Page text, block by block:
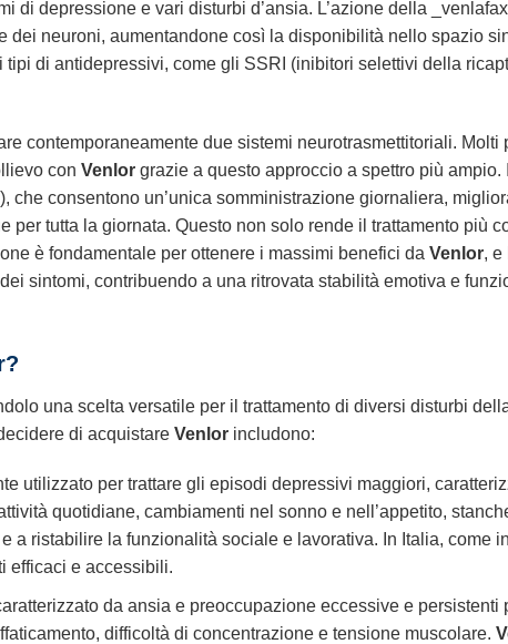
depressione e vari disturbi d’ansia. L’azione della
neuroni, aumentandone così la disponibilità nello spazio
di antidepressivi, come gli SSRI (inibitori selettivi della
contemporaneamente due sistemi neurotrasmettitoriali. Molti
con Venlor grazie a questo approccio a spettro più
consentono un’unica somministrazione giornaliera,
tutta la giornata. Questo non solo rende il trattamento più
è fondamentale per ottenere i massimi benefici da Venlor, e
sintomi, contribuendo a una ritrovata stabilità emotiva e
?
una scelta versatile per il trattamento di diversi disturbi
di acquistare Venlor includono:
utilizzato per trattare gli episodi depressivi maggiori,
quotidiane, cambiamenti nel sonno e nell’appetito,
a ristabilire la funzionalità sociale e lavorativa. In Italia, come
efficaci e accessibili.
da ansia e preoccupazione eccessive e persistenti
difficoltà di concentrazione e tensione muscolare.